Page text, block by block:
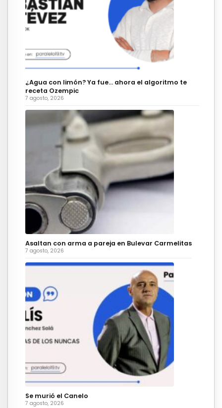
¿Agua con limón? Ya fue… ahora el algoritmo te
receta Ozempic
7 agosto, 2026
Asaltan con arma a pareja en Bulevar Carmelitas
7 agosto, 2026
Se murió el Canelo
7 agosto, 2026